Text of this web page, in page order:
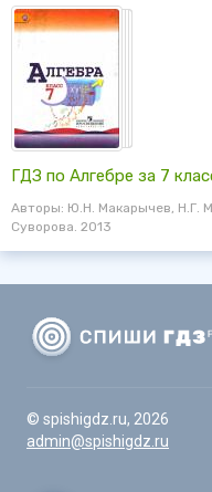
ГДЗ по Алгебре за 7
Авторы: Ю.Н. Макарычев, Н.Г.
Суворова. 2013
© spishigdz.ru, 2026
admin@spishigdz.ru